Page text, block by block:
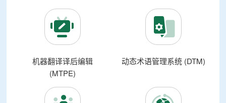
机器翻译译后编辑
(MTPE)
动态术语管理系统 (DTM)